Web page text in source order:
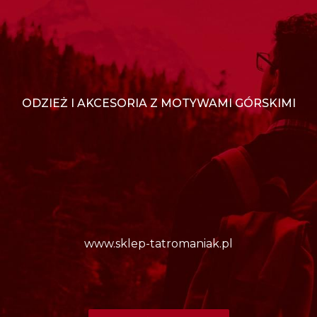
ODZIEŻ I AKCESORIA Z MOTYWAMI GÓRSKIMI
www.sklep-tatromaniak.pl